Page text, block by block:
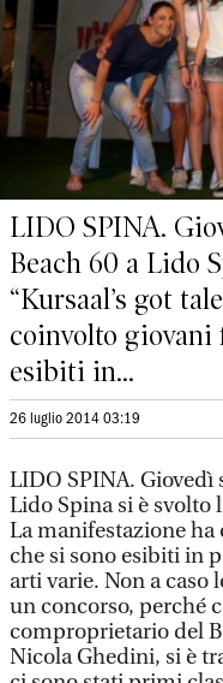
LIDO SPINA.
Beach 60 a Lido
“Kursaal’s got
coinvolto giovani
esibiti in...
26 luglio 2014 03:19
LIDO SPINA. Giovedì
Lido Spina si è svolto
La manifestazione
che si sono esibiti in
arti varie. Non a caso
un concorso, perché
comproprietario del
Nicola Ghedini, si è